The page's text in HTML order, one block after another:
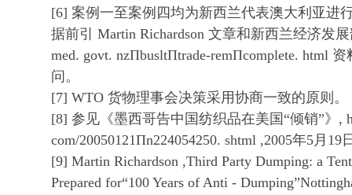
[6] 案例一至案例四均为新西兰代表澳大利亚进
据前引 Martin Richardson 文章和新西兰经济发
med. govt. nzΠbusltΠtrade-remΠcomplete. html
问。
[7] WTO 货物理事会决策采用协商一致的原则。
[8] 参见《墨西哥告中国纺织品在美国“倾销”》,
com/20050121Πn224054250. shtml ,2005年5月19
[9] Martin Richardson ,Third Party Dumping: a
Prepared for“100 Years of Anti -